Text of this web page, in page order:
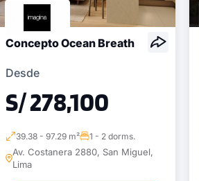
Concepto Ocean Breath
Desde
S/ 278,100
39.38 - 97.29 m² 1 - 2 dorms.
Av. Costanera 2880, San Miguel,
Lima